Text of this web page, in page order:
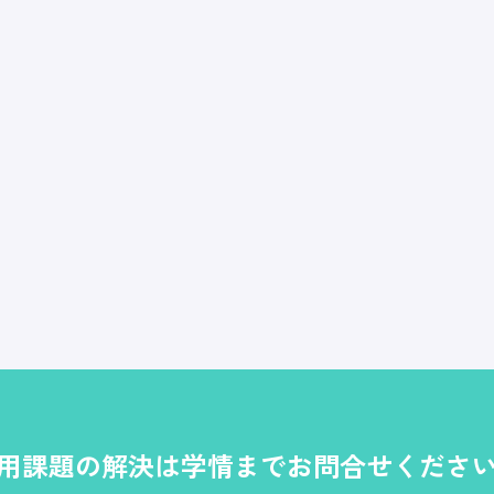
課題の解決は学情までお問合せくださ